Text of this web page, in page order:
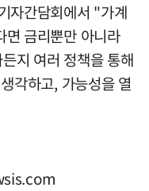
자간담회에서 "가계
면 금리뿐만 아니라
지 여러 정책을 통해
각하고, 가능성을 열